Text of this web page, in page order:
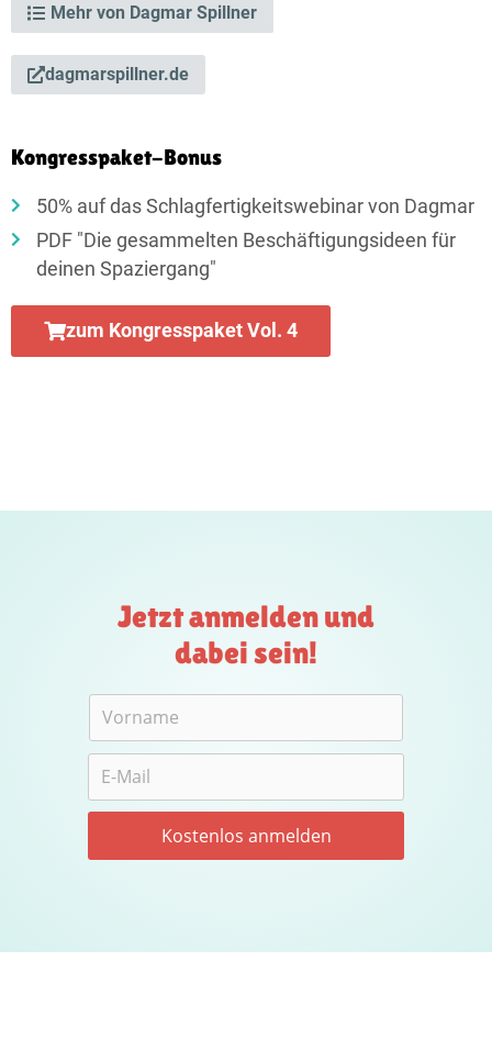
Mehr von Dagmar Spillner
dagmarspillner.de
Kongresspaket-Bonus
50% auf das Schlagfertigkeitswebinar von Dagmar
PDF "Die gesammelten Beschäftigungsideen für
deinen Spaziergang"
zum Kongresspaket Vol. 4
Jetzt anmelden und
dabei sein!